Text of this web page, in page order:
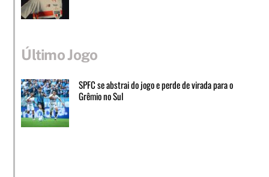
Último Jogo
SPFC se abstrai do jogo e perde de virada para o
Grêmio no Sul